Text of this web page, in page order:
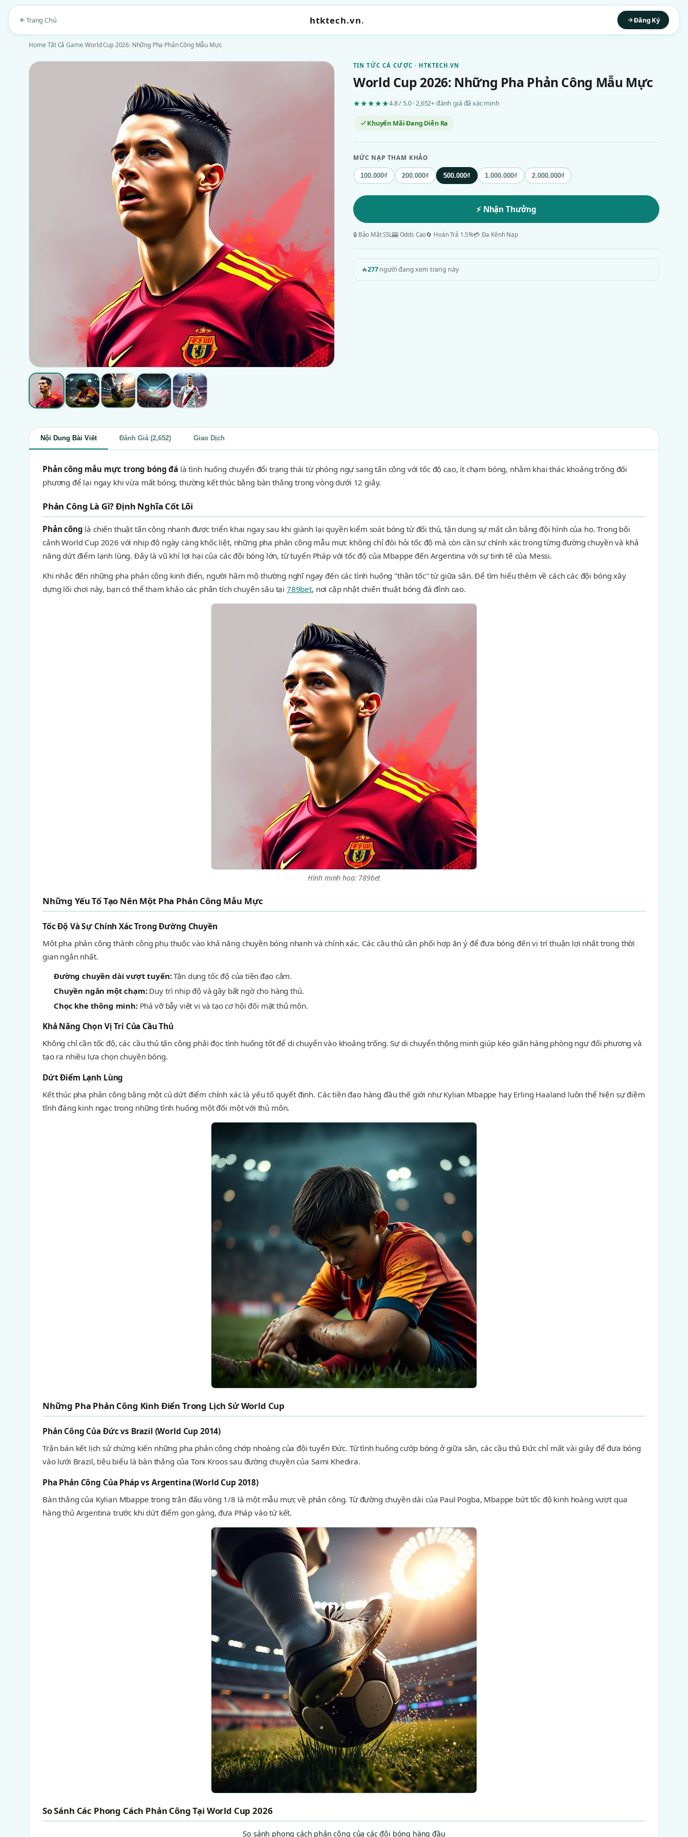
Trang Chủ htktech.vn. Đăng Ký
Home›Tất Cả Game›World Cup 2026: Những Pha Phản Công Mẫu Mực
TIN TỨC CÁ CƯỢC · HTKTECH.VN
World Cup 2026: Những Pha Phản Công Mẫu Mực
★★★★★4.8 / 5.0 · 2,652+ đánh giá đã xác minh
Khuyến Mãi Đang Diễn Ra
MỨC NẠP THAM KHẢO
100.000₫ 200.000₫ 500.000₫ 1.000.000₫ 2.000.000₫
⚡ Nhận Thưởng
🔒 Bảo Mật SSL🎰 Odds Cao🔄 Hoàn Trả 1.5%💳 Đa Kênh Nạp
🔥277người đang xem trang này
Nội Dung Bài Viết Đánh Giá (2,652) Giao Dịch
Phản công mẫu mực trong bóng đá là tình huống chuyển đổi trạng thái từ phòng ngự sang tấn công với tốc độ cao, ít chạm bóng, nhằm khai thác khoảng trống đối
phương để lại ngay khi vừa mất bóng, thường kết thúc bằng bàn thắng trong vòng dưới 12 giây.
Phản Công Là Gì? Định Nghĩa Cốt Lõi
Phản công là chiến thuật tấn công nhanh được triển khai ngay sau khi giành lại quyền kiểm soát bóng từ đối thủ, tận dụng sự mất cân bằng đội hình của họ. Trong bối
cảnh World Cup 2026 với nhịp độ ngày càng khốc liệt, những pha phản công mẫu mực không chỉ đòi hỏi tốc độ mà còn cần sự chính xác trong từng đường chuyền và khả
năng dứt điểm lạnh lùng. Đây là vũ khí lợi hại của các đội bóng lớn, từ tuyển Pháp với tốc độ của Mbappe đến Argentina với sự tinh tế của Messi.
Khi nhắc đến những pha phản công kinh điển, người hâm mộ thường nghĩ ngay đến các tình huống "thần tốc" từ giữa sân. Để tìm hiểu thêm về cách các đội bóng xây
dựng lối chơi này, bạn có thể tham khảo các phân tích chuyên sâu tại 789bet, nơi cập nhật chiến thuật bóng đá đỉnh cao.
Hình minh hoạ: 789bet
Những Yếu Tố Tạo Nên Một Pha Phản Công Mẫu Mực
Tốc Độ Và Sự Chính Xác Trong Đường Chuyền
Một pha phản công thành công phụ thuộc vào khả năng chuyền bóng nhanh và chính xác. Các cầu thủ cần phối hợp ăn ý để đưa bóng đến vị trí thuận lợi nhất trong thời
gian ngắn nhất.
Đường chuyền dài vượt tuyến:Tận dụng tốc độ của tiền đạo cắm.
Chuyền ngắn một chạm:Duy trì nhịp độ và gây bất ngờ cho hàng thủ.
Chọc khe thông minh:Phá vỡ bẫy việt vị và tạo cơ hội đối mặt thủ môn.
Khả Năng Chọn Vị Trí Của Cầu Thủ
Không chỉ cần tốc độ, các cầu thủ tấn công phải đọc tình huống tốt để di chuyển vào khoảng trống. Sự di chuyển thông minh giúp kéo giãn hàng phòng ngự đối phương và
tạo ra nhiều lựa chọn chuyền bóng.
Dứt Điểm Lạnh Lùng
Kết thúc pha phản công bằng một cú dứt điểm chính xác là yếu tố quyết định. Các tiền đạo hàng đầu thế giới như Kylian Mbappe hay Erling Haaland luôn thể hiện sự điềm
tĩnh đáng kinh ngạc trong những tình huống một đối một với thủ môn.
Những Pha Phản Công Kinh Điển Trong Lịch Sử World Cup
Phản Công Của Đức vs Brazil (World Cup 2014)
Trận bán kết lịch sử chứng kiến những pha phản công chớp nhoáng của đội tuyển Đức. Từ tình huống cướp bóng ở giữa sân, các cầu thủ Đức chỉ mất vài giây để đưa bóng
vào lưới Brazil, tiêu biểu là bàn thắng của Toni Kroos sau đường chuyền của Sami Khedira.
Pha Phản Công Của Pháp vs Argentina (World Cup 2018)
Bàn thắng của Kylian Mbappe trong trận đấu vòng 1/8 là một mẫu mực về phản công. Từ đường chuyền dài của Paul Pogba, Mbappe bứt tốc độ kinh hoàng vượt qua
hàng thủ Argentina trước khi dứt điểm gọn gàng, đưa Pháp vào tứ kết.
So Sánh Các Phong Cách Phản Công Tại World Cup 2026
So sánh phong cách phản công của các đội bóng hàng đầu